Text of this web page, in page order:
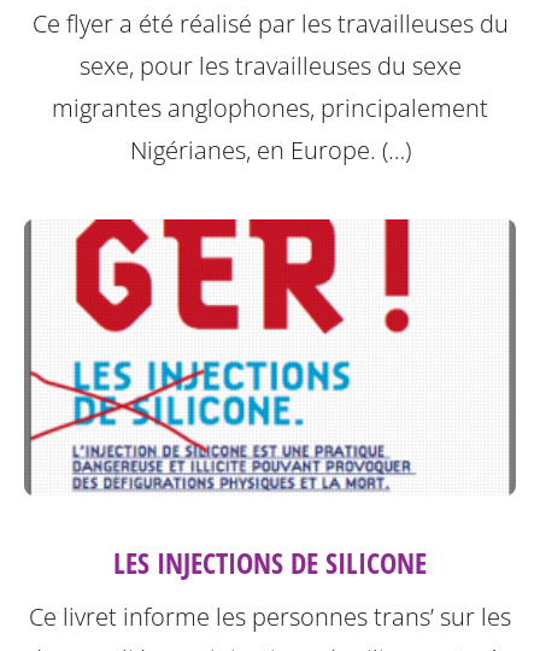
Ce flyer a été réalisé par les travailleuses du
sexe, pour les travailleuses du sexe
migrantes anglophones, principalement
Nigérianes, en Europe. (…)
LES INJECTIONS DE SILICONE
Ce livret informe les personnes trans’ sur les